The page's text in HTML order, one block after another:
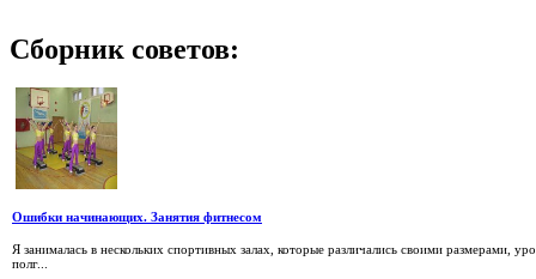
Сборник советов:
Ошибки начинающих. Занятия фитнесом
Я занималась в нескольких спортивных залах, которые различались своими размерами,
полг...